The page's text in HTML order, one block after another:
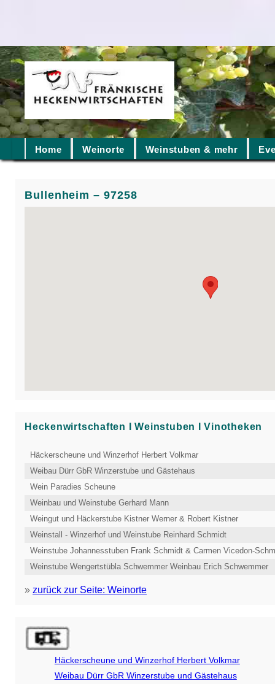
Home Weinorte Weinstuben & mehr
Bullenheim – 97258
Heckenwirtschaften Ι Weinstuben Ι Vinotheken
Häckerscheune und Winzerhof Herbert Volkmar
Weibau Dürr GbR Winzerstube und Gästehaus
Wein Paradies Scheune
Weinbau und Weinstube Gerhard Mann
Weingut und Häckerstube Kistner Werner & Robert Kistner
Weinstall - Winzerhof und Weinstube Reinhard Schmidt
Weinstube Johannesstuben Frank Schmidt & Carmen Vicedon-
Weinstube Wengertstübla Schwemmer Weinbau Erich Schwemmer
» zurück zur Seite: Weinorte
Häckerscheune und Winzerhof Herbert Volkmar
Weibau Dürr GbR Winzerstube und Gästehaus